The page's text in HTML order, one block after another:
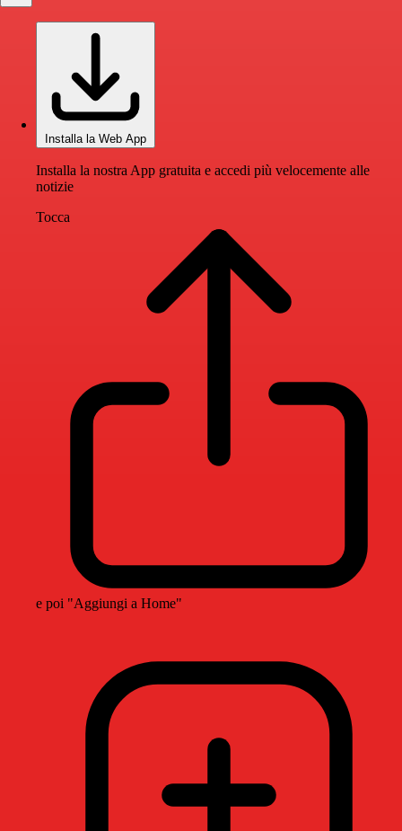
Installa la Web App
Installa la nostra App gratuita e accedi più velocemente alle
notizie
Tocca
e poi "Aggiungi a Home"